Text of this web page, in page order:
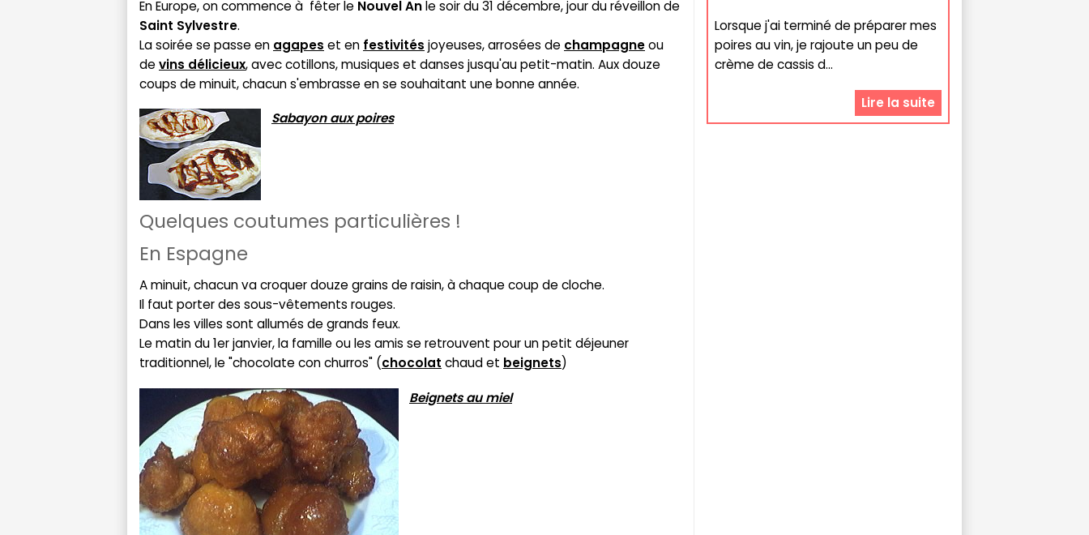
En Europe, on commence à fêter le Nouvel Anle soir du 31 décembre, jour du réveillon de
Saint Sylvestre.
La soirée se passe en agapes et en festivités joyeuses, arrosées de champagneou
de vins délicieux, avec cotillons, musiques et danses jusqu'au petit-matin. Aux douze
coups de minuit, chacun s'embrasse en se souhaitant une bonne année.
Sabayon aux poires
Quelques coutumes particulières !
En Espagne
A minuit, chacun va croquer douze grains de raisin, à chaque coup de cloche.
Il faut porter des sous-vêtements rouges.
Dans les villes sont allumés de grands feux.
Le matin du 1er janvier, la famille ou les amis se retrouvent pour un petit déjeuner
traditionnel, le "chocolate con churros" (chocolat chaud et beignets)
Beignets au miel
Lorsque j'ai terminé de préparer mes
poires au vin, je rajoute un peu de
crème de cassis d...
Lire la suite